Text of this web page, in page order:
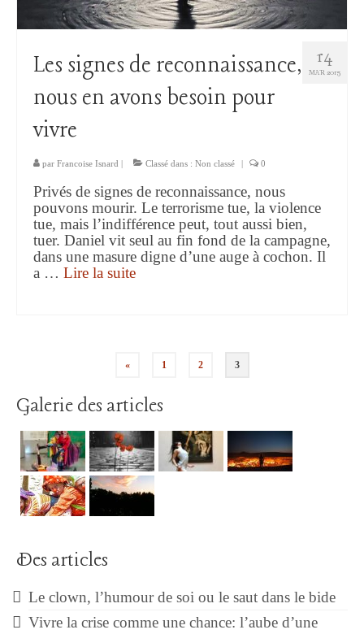
collectif et individuel
Publications de Claude Berthoumieux
Coaching en ligne
Confiance et Joie de vivre avec les ateliers du
changement
Prenez un rendez-vous
Qui est Claude Berthoumieux ?
Votre Blog anti-stress
14
MAR 2015
Les signes de reconnaissance,
nous en avons besoin pour
vivre
par Francoise Isnard Classé dans : Non classé 0
Privés de signes de reconnaissance, nous
pouvons mourir. Le terrorisme tue, la violence
tue, mais l’indifférence peut, tout aussi bien,
tuer. Daniel vit seul au fin fond de la campagne,
dans une masure digne d’une auge à cochon. Il
a … Lire la suite­­
des
publications
« 1 2 3
Galerie des articles
Des articles
Le clown, l’humour de soi ou le saut dans le bide
Vivre la crise comme une chance: l’aube d’une